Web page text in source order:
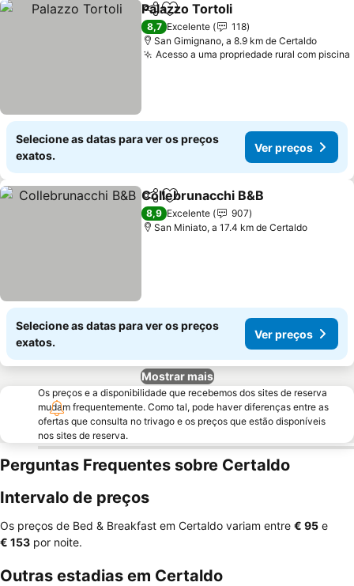
PartilharAdicionar aos favoritos
Palazzo Tortoli
8,7 Excelente
118
San Gimignano, a 8.9 km de Certaldo
Acesso a uma propriedade rural com piscina
Selecione as datas para ver os preços
exatos.
Ver preços
PartilharAdicionar aos favoritos
Collebrunacchi B&B
8,9 Excelente
907
San Miniato, a 17.4 km de Certaldo
Selecione as datas para ver os preços
exatos.
Ver preços
Mostrar mais
Os preços e a disponibilidade que recebemos dos sites de reserva
mudam frequentemente. Como tal, pode haver diferenças entre as
ofertas que consulta no trivago e os preços que estão disponíveis
nos sites de reserva.
Perguntas Frequentes sobre Certaldo
Intervalo de preços
Os preços de Bed & Breakfast em Certaldo variam entre ‎€ 95 e
‎€ 153 por noite.
Outras estadias em Certaldo